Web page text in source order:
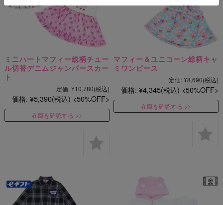
ミニハートマフィー総柄チュー
ル切替デニムジャンパースカー
ト
定価:¥10,780(税込)
価格: ¥5,390(税込) 50%OFF
在庫を確認する
マフィー＆ユニコーン総柄キャ
ミワンピース
定価:¥8,690(税込)
価格: ¥4,345(税込) 50%OFF
在庫を確認する